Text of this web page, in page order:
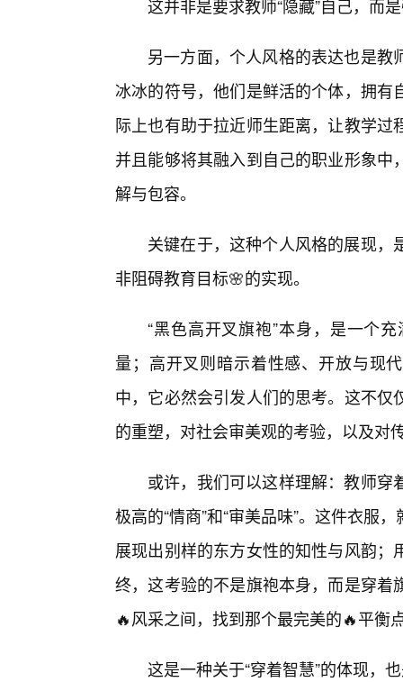
这并非是要求教师“隐藏”自己，而
另一方面，个人风格的表达也是
冰冰的符号，他们是鲜活的个体，拥
际上也有助于拉近师生距离，让教学
并且能够将其融入到自己的职业形象
解与包容。
关键在于，这种个人风格的展现
非阻碍教育目标🌸的实现。
“黑色高开叉旗袍”本身，是一个
量；高开叉则暗示着性感、开放与现
中，它必然会引发人们的思考。这不
的重塑，对社会审美观的考验，以及对
或许，我们可以这样理解：教师
极高的“情商”和“审美品味”。这件衣服
展现出别样的东方女性的知性与风韵
终，这考验的不是旗袍本身，而是穿
🔥风采之间，找到那个最完美的🔥平衡
这是一种关于“穿着智慧”的体现，